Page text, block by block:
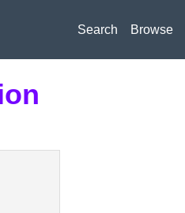
Search Browse